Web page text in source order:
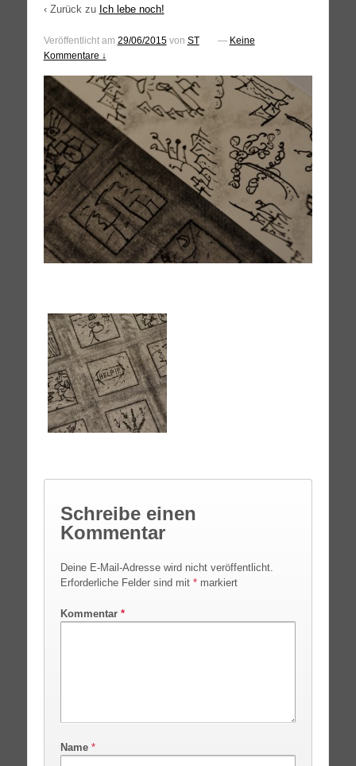
‹ Zurück zu Ich lebe noch!
Veröffentlicht am 29/06/2015von ST — Keine
Kommentare ↓
Schreibe einen
Kommentar
Deine E-Mail-Adresse wird nicht veröffentlicht.
Erforderliche Felder sind mit *markiert
Kommentar *
Name *